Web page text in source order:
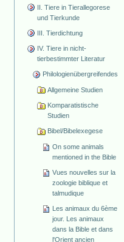
II. Tiere in Tierallegorese
und Tierkunde
III. Tierdichtung
IV. Tiere in nicht-
tierbestimmter Literatur
Philologienübergreifendes
Allgemeine Studien
Komparatistische
Studien
Bibel/Bibelexegese
On some animals
mentioned in the Bible
Vues nouvelles sur la
zoologie biblique et
talmudique
Les animaux du 6ème
jour. Les animaux
dans la Bible et dans
l'Orient ancien